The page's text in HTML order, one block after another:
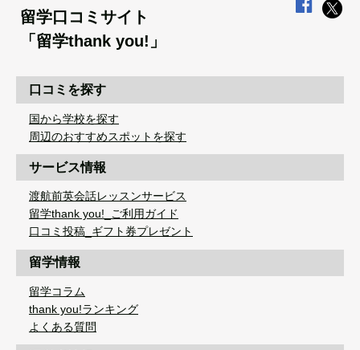
留学口コミサイト
「留学thank you!」
口コミを探す
国から学校を探す
周辺のおすすめスポットを探す
サービス情報
渡航前英会話レッスンサービス
留学thank you!_ご利用ガイド
口コミ投稿_ギフト券プレゼント
留学情報
留学コラム
thank you!ランキング
よくある質問